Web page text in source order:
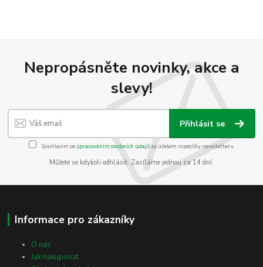
Nepropásněte novinky, akce a
slevy!
Přihlásit se
Souhlasím se zpracováním osobních údajůza účelem rozesílky newsletteru.
Můžete se kdykoli odhlásit. Zasíláme jednou za 14 dní.
Informace pro zákazníky
O nás
Jak nakupovat